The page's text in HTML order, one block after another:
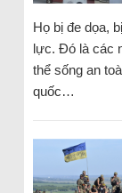
Họ bị đe dọa,
lực. Đó là các
thể sống an
quốc…